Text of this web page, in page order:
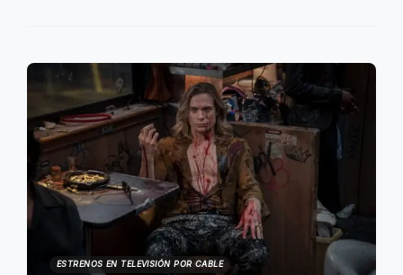
ESTRENOS EN TELEVISIÓN POR CABLE